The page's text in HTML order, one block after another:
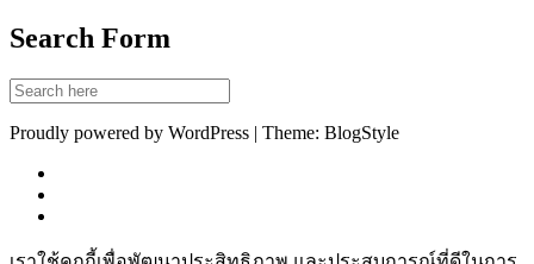
Search Form
Proudly powered by WordPress | Theme: BlogStyle